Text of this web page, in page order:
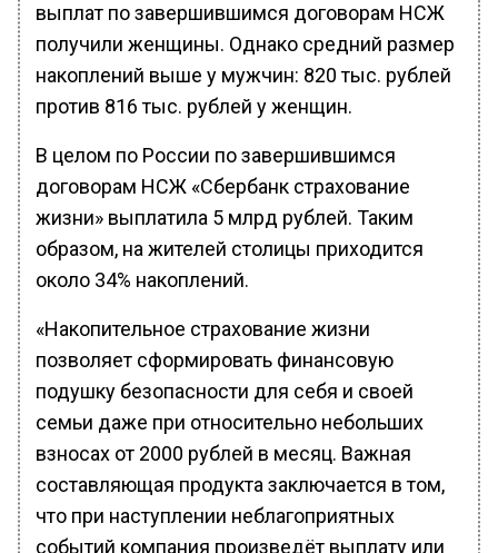
выплат по завершившимся договорам НСЖ
получили женщины. Однако средний размер
накоплений выше у мужчин: 820 тыс. рублей
против 816 тыс. рублей у женщин.
В целом по России по завершившимся
договорам НСЖ «Сбербанк страхование
жизни» выплатила 5 млрд рублей. Таким
образом, на жителей столицы приходится
около 34% накоплений.
«Накопительное страхование жизни
позволяет сформировать финансовую
подушку безопасности для себя и своей
семьи даже при относительно небольших
взносах от 2000 рублей в месяц. Важная
составляющая продукта заключается в том,
что при наступлении неблагоприятных
событий компания произведёт выплату или